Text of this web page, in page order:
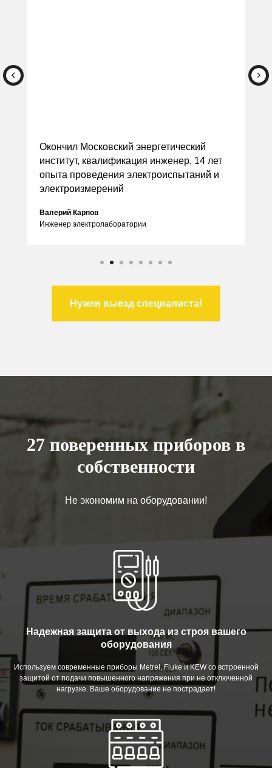
Окончил Винницкий государственный
технический университет, квалификация
инженер-электрик, 19 лет опыта
проведения электроизмерительных работ
Анатолий Чернов
Инженер электролаборатории
Нужен выезд специалиста!
27 поверенных приборов в
собственности
Не экономим на оборудовании!
Надежная защита от выхода из строя вашего
оборудования
Используем современные приборы Metrel, Fluke и KEW со встроенной
защитой от подачи повышенного напряжения при не отключенной
нагрузке. Ваше оборудование не пострадает!